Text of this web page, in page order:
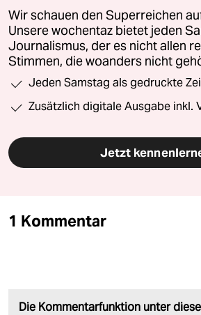
Wir schauen den Superreichen
Unsere wochentaz bietet jeden
Journalismus, der es nicht allen
Stimmen, die woanders nicht
Jeden Samstag als gedruckte
Zusätzlich digitale Ausgabe inkl.
Jetzt
1 Kommentar
Die Kommentarfunktion unter